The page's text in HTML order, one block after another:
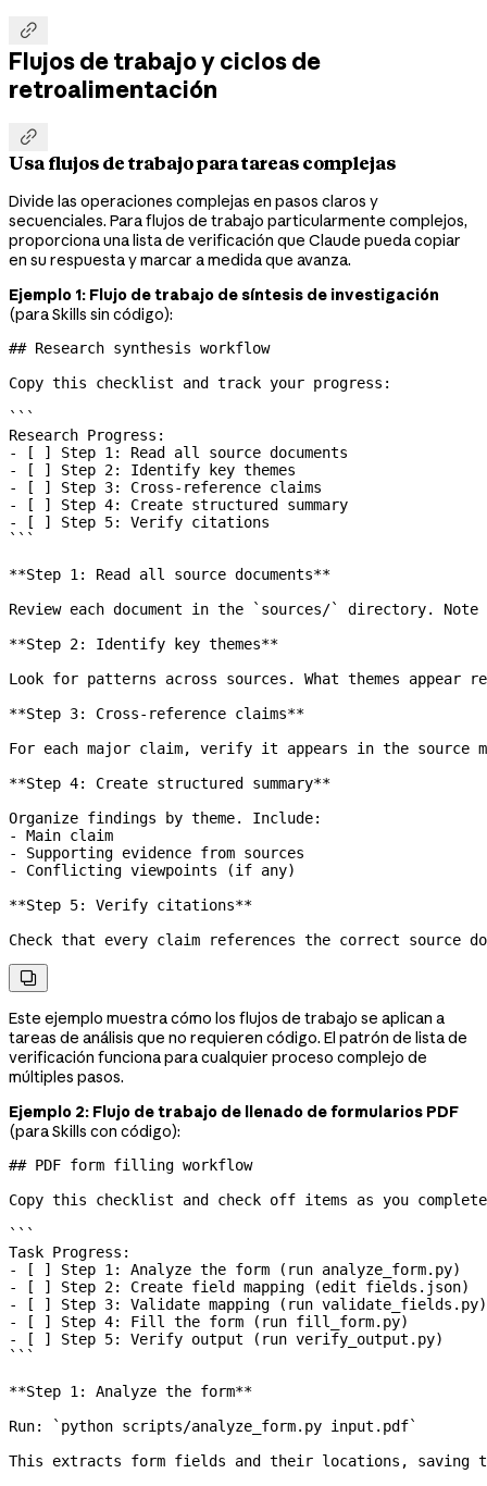

Flujos de trabajo y ciclos de
retroalimentación

Usa flujos de trabajo para tareas complejas
Divide las operaciones complejas en pasos claros y
secuenciales. Para flujos de trabajo particularmente complejos,
proporciona una lista de verificación que Claude pueda copiar
en su respuesta y marcar a medida que avanza.
Ejemplo 1: Flujo de trabajo de síntesis de investigación
(para Skills sin código):
## Research synthesis workflow
Copy this checklist and track your progress:
```
Research Progress:
- [ ] Step 1: Read all source documents
- [ ] Step 2: Identify key themes
- [ ] Step 3: Cross-reference claims
- [ ] Step 4: Create structured summary
- [ ] Step 5: Verify citations
```
**Step 1: Read all source documents**
Review each document in the
`sources/`
directory. Note
**Step 2: Identify key themes**
Look for patterns across sources. What themes appear
**Step 3: Cross-reference claims**
For each major claim, verify it appears in the source
**Step 4: Create structured summary**
Organize findings by theme. Include:
-
Main claim
-
Supporting evidence from sources
-
Conflicting viewpoints (if any)
**Step 5: Verify citations**
Check that every claim references the correct

Este ejemplo muestra cómo los flujos de trabajo se aplican a
tareas de análisis que no requieren código. El patrón de lista de
verificación funciona para cualquier proceso complejo de
múltiples pasos.
Ejemplo 2: Flujo de trabajo de llenado de formularios PDF
(para Skills con código):
## PDF form filling workflow
Copy this checklist and check off items as you
```
Task Progress:
- [ ] Step 1: Analyze the form (run analyze_form.py)
- [ ] Step 2: Create field mapping (edit fields.json)
- [ ] Step 3: Validate mapping (run validate_fields.py)
- [ ] Step 4: Fill the form (run fill_form.py)
- [ ] Step 5: Verify output (run verify_output.py)
```
**Step 1: Analyze the form**
Run:
`python scripts/analyze_form.py input.pdf`
This extracts form fields and their locations, saving